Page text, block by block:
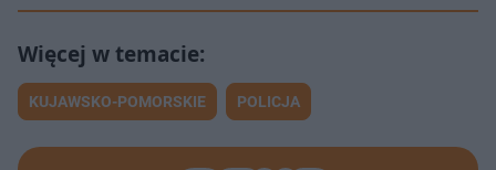
KUJAWSKO-POMORSKIE POLICJA